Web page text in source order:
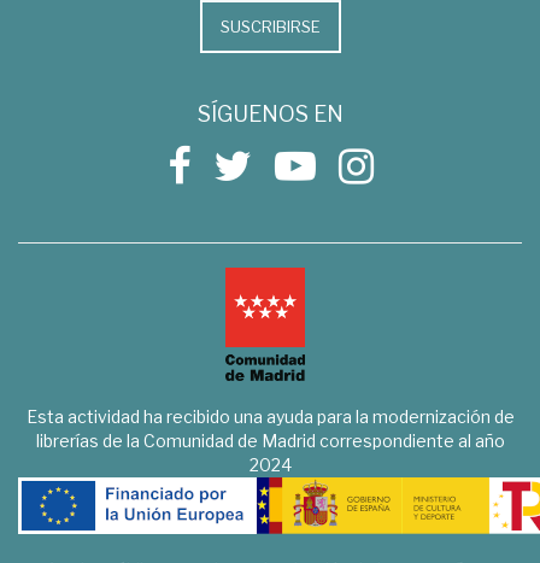
SUSCRIBIRSE
SÍGUENOS EN
Esta actividad ha recibido una ayuda para la modernización de
librerías de la Comunidad de Madrid correspondiente al año
2024